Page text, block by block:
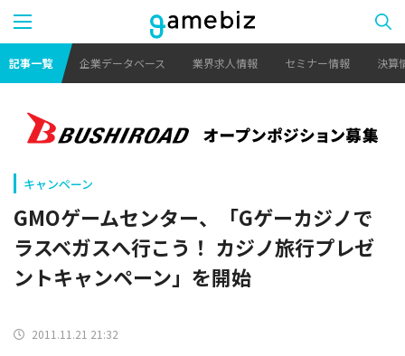
記事一覧 企業データベース 業界求人情報 セミナー情報 決算
キャンペーン
GMOゲームセンター、「Gゲーカジノで
ラスベガスへ行こう！ カジノ旅行プレゼ
ントキャンペーン」を開始
2011.11.21 21:32